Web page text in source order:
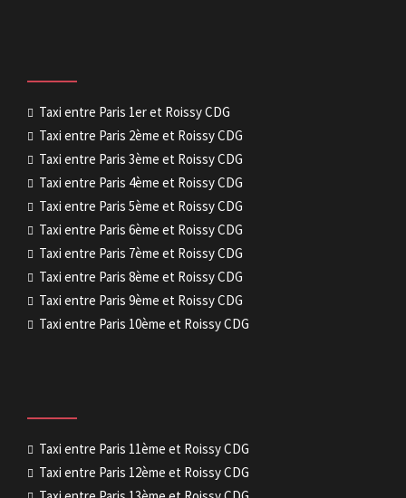
Taxi entre Paris 1er et Roissy CDG
Taxi entre Paris 2ème et Roissy CDG
Taxi entre Paris 3ème et Roissy CDG
Taxi entre Paris 4ème et Roissy CDG
Taxi entre Paris 5ème et Roissy CDG
Taxi entre Paris 6ème et Roissy CDG
Taxi entre Paris 7ème et Roissy CDG
Taxi entre Paris 8ème et Roissy CDG
Taxi entre Paris 9ème et Roissy CDG
Taxi entre Paris 10ème et Roissy CDG
Taxi entre Paris 11ème et Roissy CDG
Taxi entre Paris 12ème et Roissy CDG